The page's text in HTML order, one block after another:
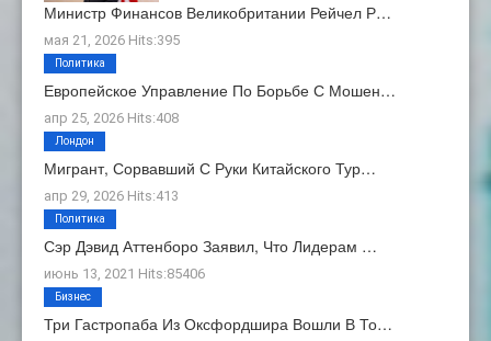
Министр Финансов Великобритании Рейчел Р…
мая 21, 2026 Hits:395
Европейское Управление По Борьбе С Мошен…
апр 25, 2026 Hits:408
Политика
Мигрант, Сорвавший С Руки Китайского Тур…
апр 29, 2026 Hits:413
Лондон
Сэр Дэвид Аттенборо Заявил, Что Лидерам …
июнь 13, 2021 Hits:85406
Политика
Три Гастропаба Из Оксфордшира Вошли В То…
Бизнес